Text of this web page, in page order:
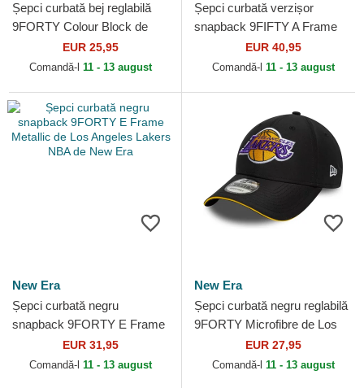
Șepci curbată bej reglabilă
9FORTY Colour Block de
Los Angeles Lakers NBA de
New Era
EUR 25,95
Comandă-l 11 - 13 august
Șepci curbată verzișor
snapback 9FIFTY A Frame
Precurved Hardwood
Classics de Boston Celtics
EUR 40,95
Comandă-l 11 - 13 august
New Era
Șepci curbată negru
snapback 9FORTY E Frame
Metallic de Los Angeles
Lakers NBA de New Era
EUR 31,95
Comandă-l 11 - 13 august
New Era
Șepci curbată negru reglabilă
9FORTY Microfibre de Los
Angeles Lakers NBA de New
Era
EUR 27,95
Comandă-l 11 - 13 august